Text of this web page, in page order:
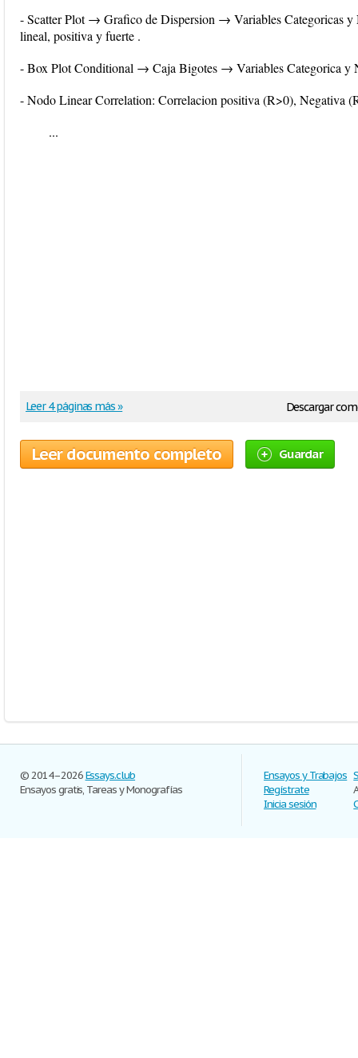
- Scatter Plot → Grafico de Dispersion → Variables Categoricas
lineal, positiva y fuerte .
- Box Plot Conditional → Caja Bigotes → Variables Categorica y
- Nodo Linear Correlation: Correlacion positiva (R>0), Negativa
...
Descargar
Leer 4 páginas más »
Leer documento completo Guardar
© 2014–2026Essays.club
Ensayos gratis, Tareas y Monografías
Ensayos y Trabajos
Regístrate
Inicia sesión